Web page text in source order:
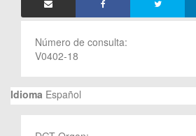
Número de consulta:
V0402-18
Idioma Español